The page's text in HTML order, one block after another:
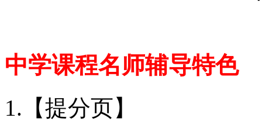
中学课程名师辅导特色
1.【提分页】